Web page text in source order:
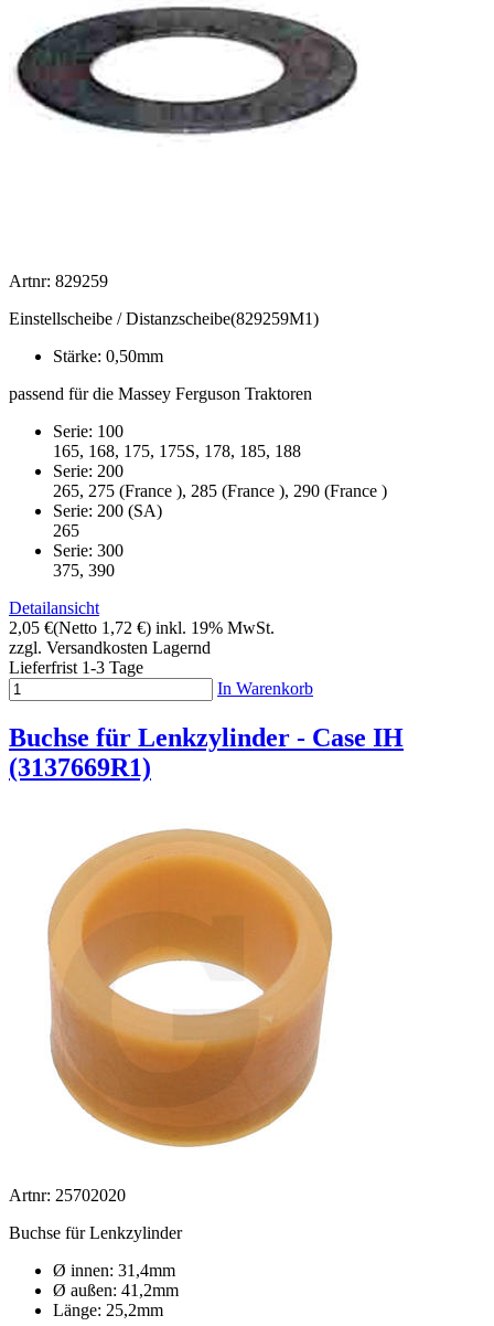
Artnr: 829259
Einstellscheibe / Distanzscheibe(829259M1)
Stärke: 0,50mm
passend für die Massey Ferguson Traktoren
Serie: 100
165, 168, 175, 175S, 178, 185, 188
Serie: 200
265, 275 (France ), 285 (France ), 290 (France )
Serie: 200 (SA)
265
Serie: 300
375, 390
Detailansicht
2,05 €(Netto 1,72 €) inkl. 19% MwSt.
zzgl. Versandkosten Lagernd
Lieferfrist 1-3 Tage
In Warenkorb
Buchse für Lenkzylinder - Case IH
(3137669R1)
Artnr: 25702020
Buchse für Lenkzylinder
Ø innen: 31,4mm
Ø außen: 41,2mm
Länge: 25,2mm